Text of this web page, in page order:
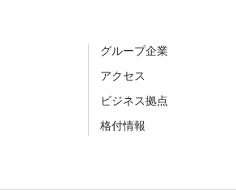
グループ企業
アクセス
ビジネス拠点
格付情報